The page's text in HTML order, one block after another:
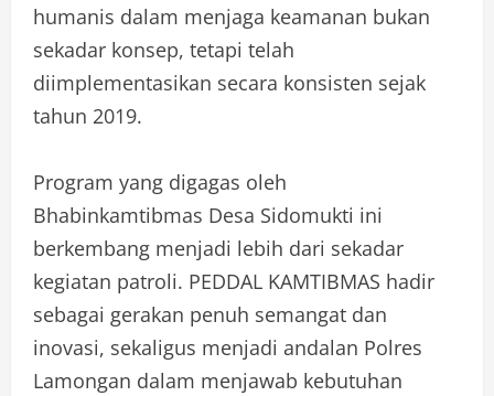
humanis dalam menjaga keamanan bukan
sekadar konsep, tetapi telah
diimplementasikan secara konsisten sejak
tahun 2019.
Program yang digagas oleh
Bhabinkamtibmas Desa Sidomukti ini
berkembang menjadi lebih dari sekadar
kegiatan patroli. PEDDAL KAMTIBMAS hadir
sebagai gerakan penuh semangat dan
inovasi, sekaligus menjadi andalan Polres
Lamongan dalam menjawab kebutuhan